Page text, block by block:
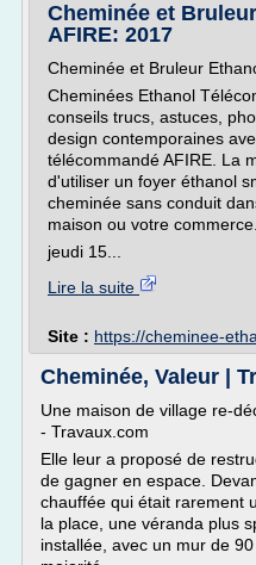
Cheminée et
AFIRE: 2017
Cheminée et Bruleur
Cheminées Ethanol
conseils trucs, astuces,
design contemporaines
télécommandé AFIRE. La
d'utiliser un foyer éthanol
cheminée sans conduit
maison ou votre commerce.
jeudi 15...
Lire la suite
Site : https://cheminee-
Cheminée, Valeur |
Une maison de village re-
- Travaux.com
Elle leur a proposé de
de gagner en espace.
chauffée qui était rarement
la place, une véranda plus
installée, avec un mur de